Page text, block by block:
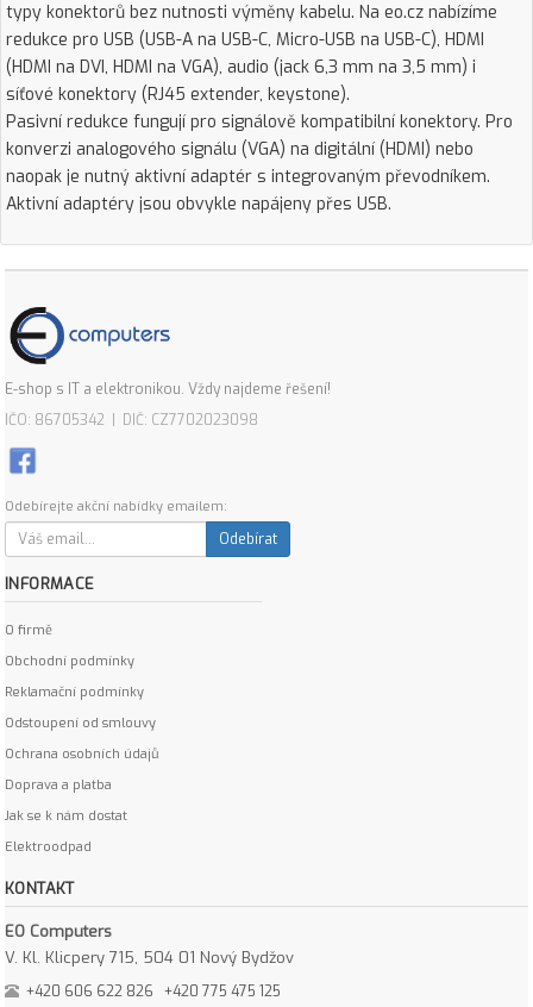
typy konektorů bez nutnosti výměny kabelu. Na eo.cz nabízíme
redukce pro USB (USB-A na USB-C, Micro-USB na USB-C), HDMI
(HDMI na DVI, HDMI na VGA), audio (jack 6,3 mm na 3,5 mm) i
síťové konektory (RJ45 extender, keystone).
Pasivní redukce fungují pro signálově kompatibilní konektory. Pro
konverzi analogového signálu (VGA) na digitální (HDMI) nebo
naopak je nutný aktivní adaptér s integrovaným převodníkem.
Aktivní adaptéry jsou obvykle napájeny přes USB.
E-shop s IT a elektronikou. Vždy najdeme řešení!
IČO: 86705342 | DIČ: CZ7702023098
Odebírejte akční nabídky emailem:
Odebírat
INFORMACE
O firmě
Obchodní podmínky
Reklamační podmínky
Odstoupení od smlouvy
Ochrana osobních údajů
Doprava a platba
Jak se k nám dostat
Elektroodpad
KONTAKT
EO Computers
V. Kl. Klicpery 715, 504 01 Nový Bydžov
+420 606 622 826
+420 775 475 125